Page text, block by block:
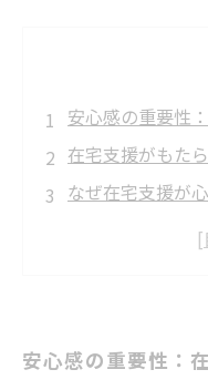
安心感の重要性
在宅支援がもた
なぜ在宅支援が
在宅で働く支援
タート
安心感の重要性：